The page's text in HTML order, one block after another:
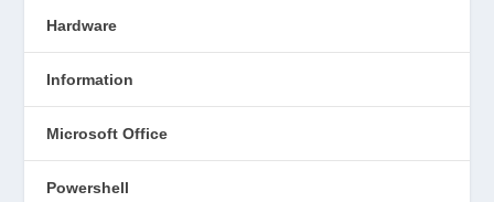
Hardware
Information
Microsoft Office
Powershell